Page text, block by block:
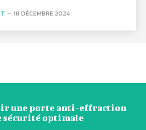
- 18 DÉCEMBRE 2024
une porte anti-effraction
sécurité optimale